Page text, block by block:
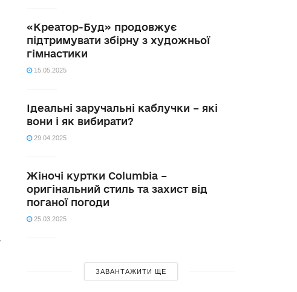
«Креатор-Буд» продовжує
підтримувати збірну з художньої
гімнастики
15.05.2025
Ідеальні заручальні каблучки – які
вони і як вибирати?
29.04.2025
Жіночі куртки Columbia –
оригінальний стиль та захист від
поганої погоди
25.03.2025
ЗАВАНТАЖИТИ ЩЕ